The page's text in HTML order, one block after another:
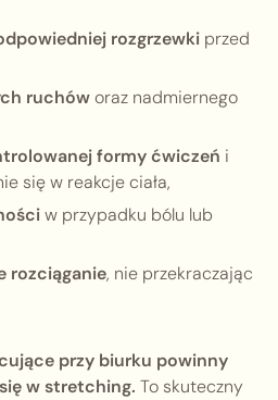
rozgrzewki przed
ruchóworaz nadmiernego
formy ćwiczeń i
się w reakcje ciała,
w przypadku bólu lub
rozciąganie, nie przekraczając
przy biurku powinny
w stretching. To skuteczny